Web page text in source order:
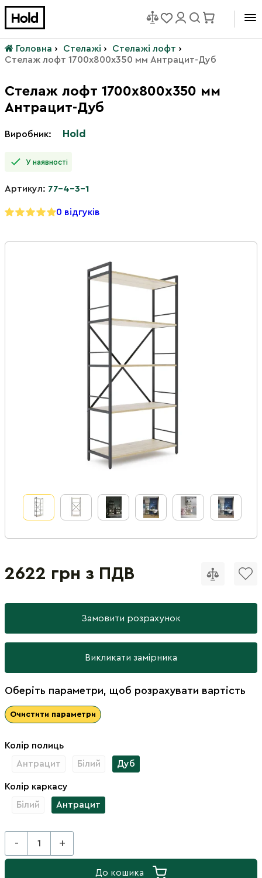
Головна › Стелажі › Стелажі лофт ›
Стелаж лофт 1700х800х350 мм Антрацит-Дуб
Стелаж лофт 1700х800х350 мм
Антрацит-Дуб
Виробник: Hold
У наявності
Артикул: 77-4-3-1
0 відгуків
2622 грн з ПДВ
Замовити розрахунок
Викликати замірника
Оберіть параметри, щоб розрахувати вартість
Очистити параметри
Колір полиць
Антрацит
Білий Дуб
Колір каркасу
Білий
Антрацит
- +
До кошика